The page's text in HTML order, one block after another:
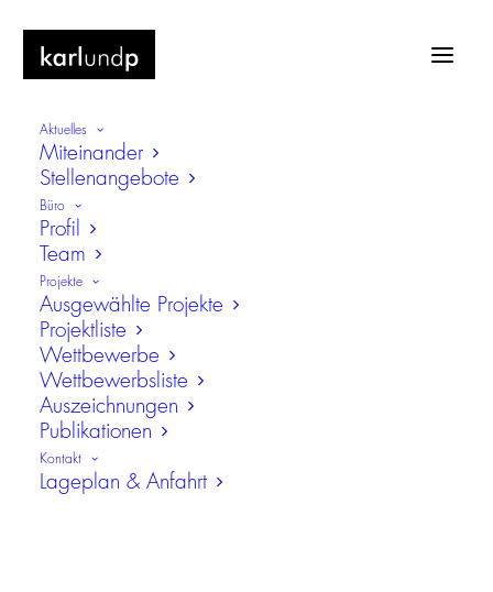
Aktuelles
Miteinander
Stellenangebote
Büro
Profil
Team
Projekte
Ausgewählte Projekte
Projektliste
Wettbewerbe
Wettbewerbsliste
Auszeichnungen
Publikationen
Kontakt
Lageplan & Anfahrt
Wiesn
Nichts gefunden
It seems we can’t find what you’re looking for.
Perhaps searching can help.